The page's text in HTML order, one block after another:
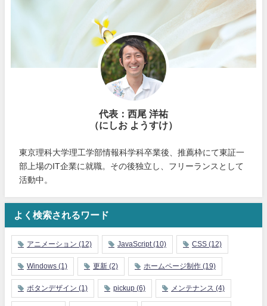
代表：西尾 洋祐
（にしお ようすけ）
東京理科大学理工学部情報科学科卒業後、推薦枠にて東証一
部上場のIT企業に就職。その後独立し、フリーランスとして
活動中。
よく検索されるワード
アニメーション (12) JavaScript (10) CSS (12)
Windows (1) 更新 (2) ホームページ制作 (19)
ボタンデザイン (1) pickup (6) メンテナンス (4)